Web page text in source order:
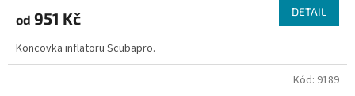
od 951 Kč DETAIL
Koncovka inflatoru Scubapro.
Kód: 9189